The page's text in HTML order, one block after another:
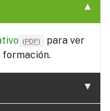
(PDF)
para ver
formación.